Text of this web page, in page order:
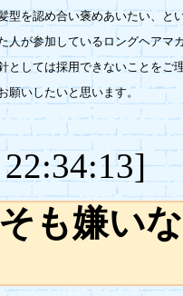
型を認め合い褒めあいたい、と
人が参加しているロングヘアマ
としては採用できないことをご
願いしたいと思います。
も嫌い